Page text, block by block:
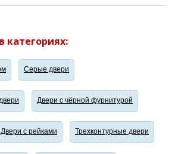
категориях:
Серые двери
Двери с чёрной фурнитурой
Двери с рейками Трехконтурные двери